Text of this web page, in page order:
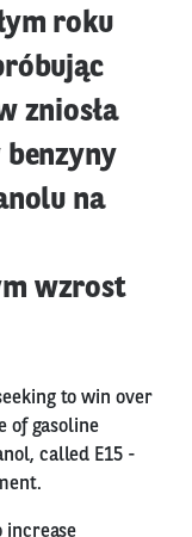
roku
zniosła
benzyny
na
wzrost
to win over
of gasoline
called E15 -
increase